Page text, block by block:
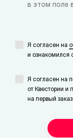
в этом поле
Я согласен на
и ознакомился
Я согласен на
от Квестории и
на первый заказ